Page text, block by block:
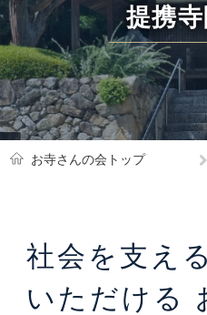
提携
お寺さんの会トップ
社会を支え
いただける